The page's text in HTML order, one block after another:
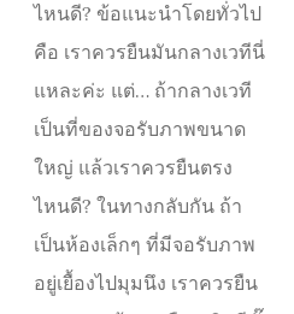
ไหนดี? ข้อแนะนำโดยทั่วไป
คือ เราควรยืนมันกลางเวทีนี่
แหละค่ะ แต่… ถ้ากลางเวที
เป็นที่ของจอรับภาพขนาด
ใหญ่ แล้วเราควรยืนตรง
ไหนดี? ในทางกลับกัน ถ้า
เป็นห้องเล็กๆ ที่มีจอรับภาพ
อยู่เยื้องไปมุมนึง เราควรยืน